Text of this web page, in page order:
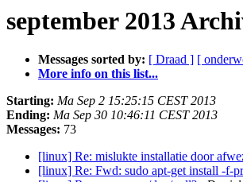
september 2013
Messages sorted by: [ Draad ] [
More info on this list...
Starting: Ma Sep 2 15:25:15 CEST 2013
Ending: Ma Sep 30 10:46:11 CEST 2013
Messages: 73
[linux] Re: mislukte installatie door
[linux] Re: Fwd: sudo apt-get install -f-